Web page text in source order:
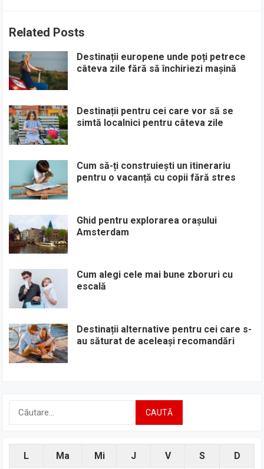
Related Posts
Destinații europene unde poți petrece
câteva zile fără să închiriezi mașină
Destinații pentru cei care vor să se
simtă localnici pentru câteva zile
Cum să-ți construiești un itinerariu
pentru o vacanță cu copii fără stres
Ghid pentru explorarea orașului
Amsterdam
Cum alegi cele mai bune zboruri cu
escală
Destinații alternative pentru cei care s-
au săturat de aceleași recomandări
L Ma Mi J V S D